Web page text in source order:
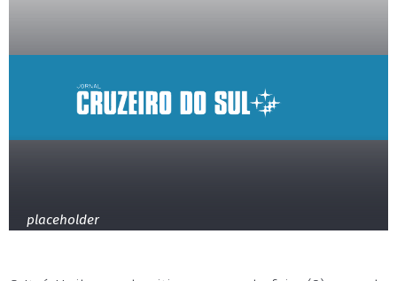
placeholder